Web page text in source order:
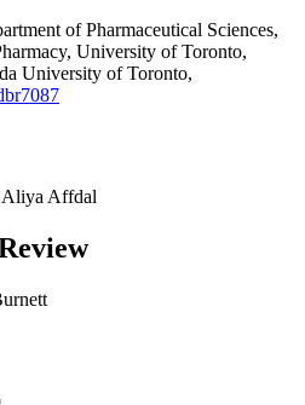
of Pharmaceutical Sciences,
University of Toronto,
University of Toronto,
Aliya Affdal